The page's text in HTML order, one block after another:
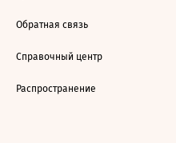
Обратная связь
Справочный центр
Распространение